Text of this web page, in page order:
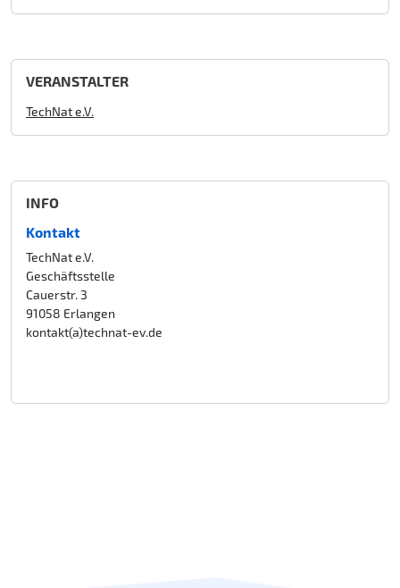
VERANSTALTER
TechNat e.V.
INFO
Kontakt
TechNat e.V.
Geschäftsstelle
Cauerstr. 3
91058 Erlangen
kontakt(a)technat-ev.de